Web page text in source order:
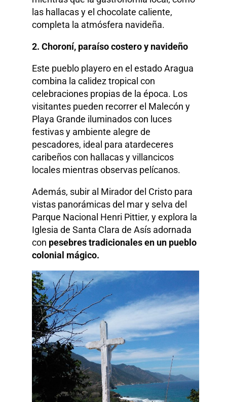
las hallacas y el chocolate caliente,
completa la atmósfera navideña.
2. Choroní, paraíso costero y navideño
Este pueblo playero en el estado Aragua
combina la calidez tropical con
celebraciones propias de la época. Los
visitantes pueden recorrer el Malecón y
Playa Grande iluminados con luces
festivas y ambiente alegre de
pescadores, ideal para atardeceres
caribeños con hallacas y villancicos
locales mientras observas pelícanos.
Además, subir al Mirador del Cristo para
vistas panorámicas del mar y selva del
Parque Nacional Henri Pittier, y explora la
Iglesia de Santa Clara de Asís adornada
con pesebres tradicionales en un pueblo
colonial mágico.